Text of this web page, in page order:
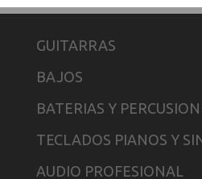
GUITARRAS
BAJOS
BATERIAS Y
TECLADOS PIANOS Y
AUDIO PROFESIONAL